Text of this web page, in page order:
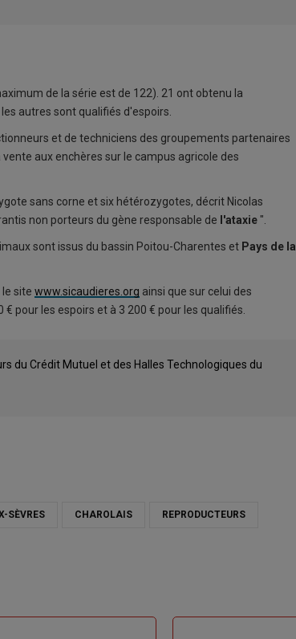
de la série est de 122). 21 ont obtenu la
autres sont qualifiés d'espoirs.
et de techniciens des groupements partenaires
vente aux enchères sur le campus agricole des
sans corne et six hétérozygotes, décrit Nicolas
non porteurs du gène responsable de l'ataxie ".
sont issus du bassin Poitou-Charentes et Pays de la
site www.sicaudieres.org ainsi que sur celui des
pour les espoirs et à 3 200 € pour les qualifiés.
du Crédit Mutuel et des Halles Technologiques du
SÈVRES CHAROLAIS REPRODUCTEURS